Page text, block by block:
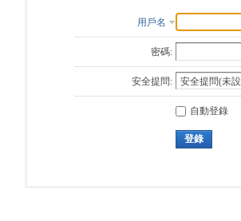
用戶名
密碼:
安全提問:
自動登錄
登錄